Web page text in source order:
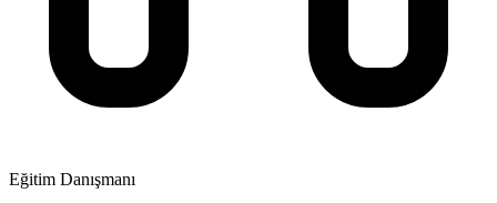
Eğitim Danışmanı